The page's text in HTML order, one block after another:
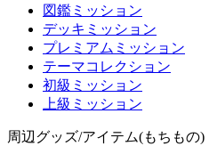
図鑑ミッション
デッキミッション
プレミアムミッション
テーマコレクション
初級ミッション
上級ミッション
周辺グッズ/アイテム(もちもの)